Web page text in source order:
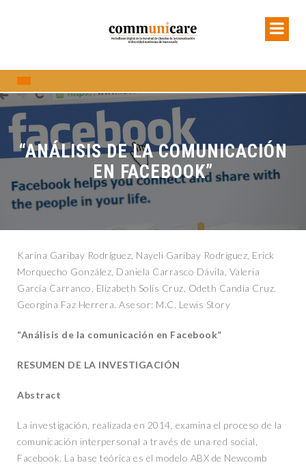
“ANÁLISIS DE LA COMUNICACIÓN
EN FACEBOOK”
Karina Garibay Rodríguez, Nayeli Garibay Rodríguez, Erick
Morquecho González, Daniela Carrasco Dávila, Valeria
García Carranco, Elizabeth Solís Cruz, Odeth Candia Cruz.
Georgina Faz Herrera. Asesor: M.C. Lewis Story
“Análisis de la comunicación en Facebook”
RESUMEN DE LA INVESTIGACIÓN
Abstract
La investigación, realizada en 2014, examina el proceso de la
comunicación interpersonal a través de una red social,
Facebook. La base teórica es el modelo ABX de Newcomb